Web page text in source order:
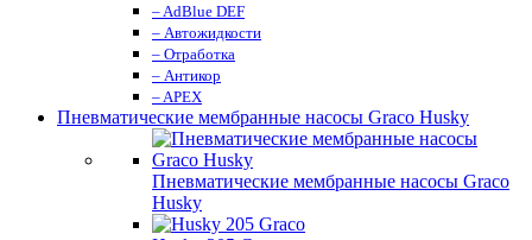
– AdBlue DEF
– Автожидкости
– Отработка
– Антикор
– APEX
Пневматические мембранные насосы Graco Husky
Пневматические мембранные насосы Graco
Husky